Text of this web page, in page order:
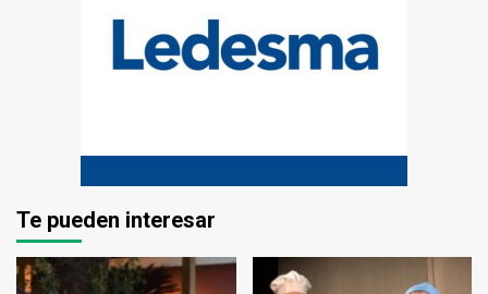
Te pueden interesar